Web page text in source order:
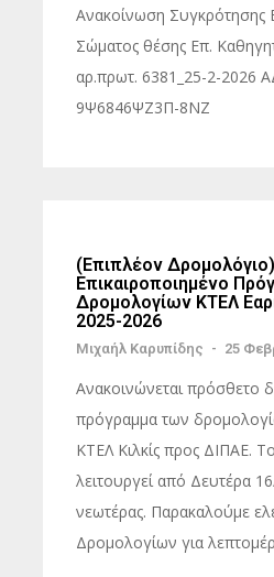
Ανακοίνωση Συγκρότησης
Σώματος θέσης Επ.
αρ.πρωτ. 6381_25-2-2026
9Ψ6846ΨΖ3Π-8ΝΖ
(Επιπλέον Δρομολόγιο)
Επικαιροποιημένο
Δρομολογίων ΚΤΕΛ
2025-2026
Μιχαήλ Καρυπίδης - 25
Ανακοινώνεται πρόσθετο
πρόγραμμα των
ΚΤΕΛ Κιλκίς προς ΔΙΠΑΕ.
λειτουργεί από Δευτέρα
νεωτέρας. Παρακαλούμε
Δρομολογίων για